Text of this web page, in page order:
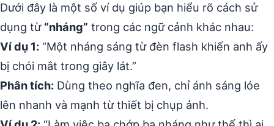
Dưới đây là một số ví dụ giúp bạn hiểu rõ cách sử
dụng từ “nháng” trong các ngữ cảnh khác nhau:
Ví dụ 1: “Một nháng sáng từ đèn flash khiến anh ấy
bị chói mắt trong giây lát.”
Phân tích: Dùng theo nghĩa đen, chỉ ánh sáng lóe
lên nhanh và mạnh từ thiết bị chụp ảnh.